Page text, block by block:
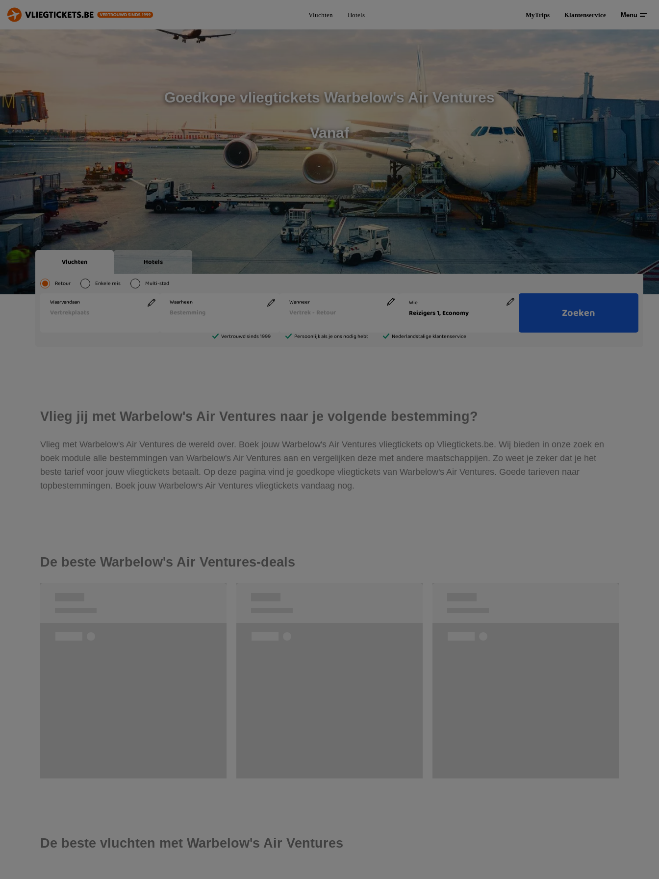
Vluchten Hotels MyTrips Klantenservice Menu
Goedkope vliegtickets Warbelow's Air Ventures
Vanaf
Vlieg jij met Warbelow's Air Ventures naar je volgende bestemming?
Vlieg met Warbelow's Air Ventures de wereld over. Boek jouw Warbelow's Air Ventures vliegtickets op Vliegtickets.be. Wij bieden in onze zoek en
boek module alle bestemmingen van Warbelow's Air Ventures aan en vergelijken deze met andere maatschappijen. Zo weet je zeker dat je het
beste tarief voor jouw vliegtickets betaalt. Op deze pagina vind je goedkope vliegtickets van Warbelow's Air Ventures. Goede tarieven naar
topbestemmingen. Boek jouw Warbelow's Air Ventures vliegtickets vandaag nog.
De beste Warbelow's Air Ventures-deals
De beste vluchten met Warbelow's Air Ventures